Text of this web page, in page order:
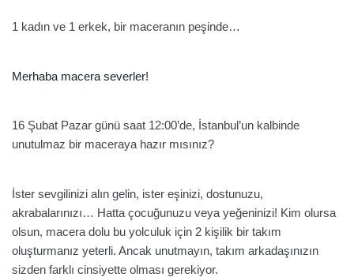
1 kadın ve 1 erkek, bir maceranın peşinde…
Merhaba macera severler!
16 Şubat Pazar günü saat 12:00’de, İstanbul’un kalbinde
unutulmaz bir maceraya hazır mısınız?
İster sevgilinizi alın gelin, ister eşinizi, dostunuzu,
akrabalarınızı… Hatta çocuğunuzu veya yeğeninizi! Kim olursa
olsun, macera dolu bu yolculuk için 2 kişilik bir takım
oluşturmanız yeterli. Ancak unutmayın, takım arkadaşınızın
sizden farklı cinsiyette olması gerekiyor.